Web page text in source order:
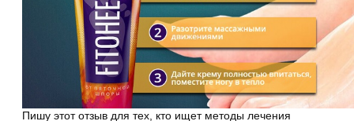
Пишу этот отзыв для тех, кто ищет методы лечения